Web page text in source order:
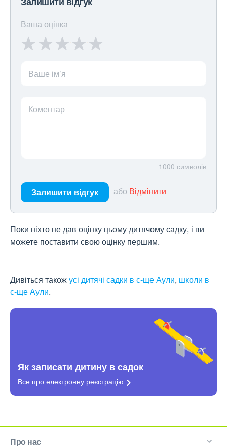
Ваша оцінка
Ваше ім’я
Коментар
1000 символів
Залишити відгук або Відмінити
Поки ніхто не дав оцінку цьому дитячому садку, і ви
можете поставити свою оцінку першим.
Дивіться такожусі дитячі садки в с-ще Аули, школи в
с-ще Аули.
Як записати дитину в садок
Все про електронну реєстрацію
Про нас